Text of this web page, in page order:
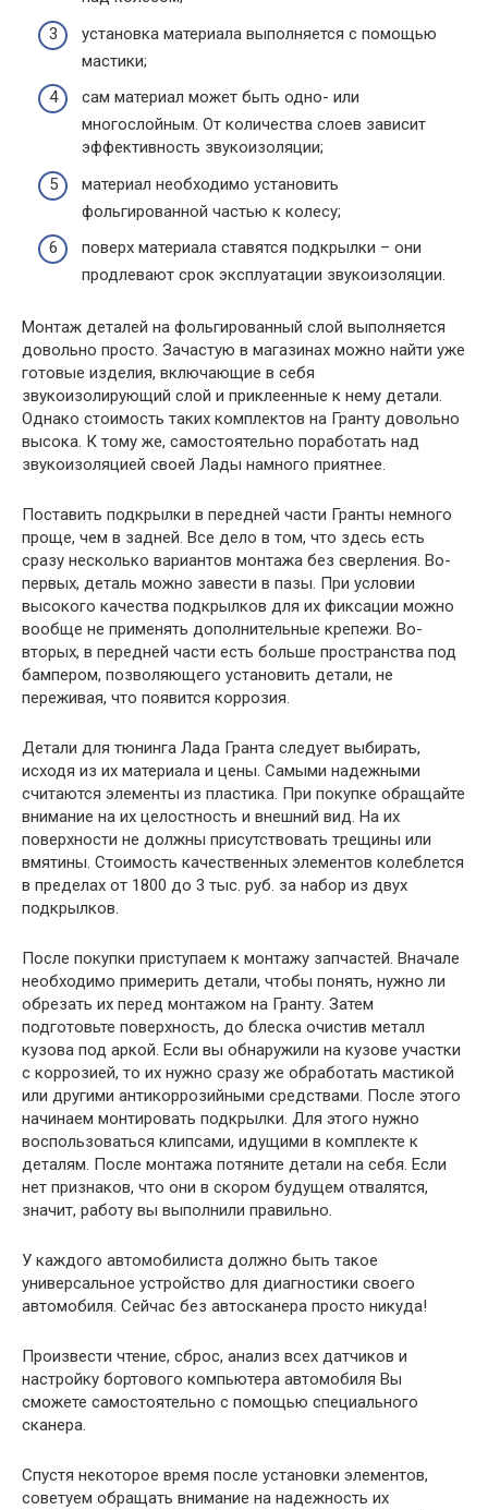
установка материала выполняется с помощью
мастики;
сам материал может быть одно- или
многослойным. От количества слоев зависит
эффективность звукоизоляции;
материал необходимо установить
фольгированной частью к колесу;
поверх материала ставятся подкрылки – они
продлевают срок эксплуатации звукоизоляции.
Монтаж деталей на фольгированный слой выполняется
довольно просто. Зачастую в магазинах можно найти уже
готовые изделия, включающие в себя
звукоизолирующий слой и приклеенные к нему детали.
Однако стоимость таких комплектов на Гранту довольно
высока. К тому же, самостоятельно поработать над
звукоизоляцией своей Лады намного приятнее.
Поставить подкрылки в передней части Гранты немного
проще, чем в задней. Все дело в том, что здесь есть
сразу несколько вариантов монтажа без сверления. Во-
первых, деталь можно завести в пазы. При условии
высокого качества подкрылков для их фиксации можно
вообще не применять дополнительные крепежи. Во-
вторых, в передней части есть больше пространства под
бампером, позволяющего установить детали, не
переживая, что появится коррозия.
Детали для тюнинга Лада Гранта следует выбирать,
исходя из их материала и цены. Самыми надежными
считаются элементы из пластика. При покупке обращайте
внимание на их целостность и внешний вид. На их
поверхности не должны присутствовать трещины или
вмятины. Стоимость качественных элементов колеблется
в пределах от 1800 до 3 тыс. руб. за набор из двух
подкрылков.
После покупки приступаем к монтажу запчастей. Вначале
необходимо примерить детали, чтобы понять, нужно ли
обрезать их перед монтажом на Гранту. Затем
подготовьте поверхность, до блеска очистив металл
кузова под аркой. Если вы обнаружили на кузове участки
с коррозией, то их нужно сразу же обработать мастикой
или другими антикоррозийными средствами. После этого
начинаем монтировать подкрылки. Для этого нужно
воспользоваться клипсами, идущими в комплекте к
деталям. После монтажа потяните детали на себя. Если
нет признаков, что они в скором будущем отвалятся,
значит, работу вы выполнили правильно.
У каждого автомобилиста должно быть такое
универсальное устройство для диагностики своего
автомобиля. Сейчас без автосканера просто никуда!
Произвести чтение, сброс, анализ всех датчиков и
настройку бортового компьютера автомобиля Вы
сможете самостоятельно с помощью специального
сканера.
Спустя некоторое время после установки элементов,
советуем обращать внимание на надежность их